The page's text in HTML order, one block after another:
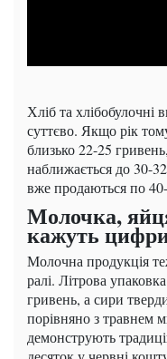
Хліб та хлібобулочні
суттєво. Якщо рік
близько 22-25
наближається до 30-
вже продаються по
Молочка,
кажуть
Молочна продукція
ралі. Літрова
гривень, а сири
порівняно з травнем
демонструють